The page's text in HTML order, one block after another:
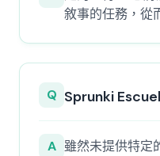
敘事的任務，從
Q Sprunki
A 雖然未提供特定